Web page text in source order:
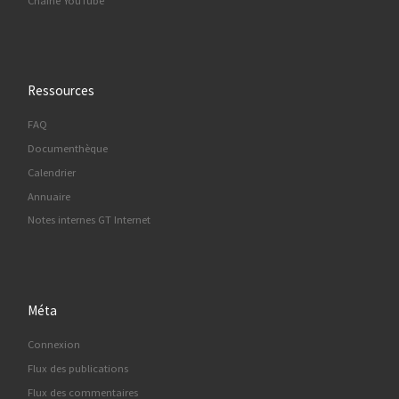
Ressources
FAQ
Documenthèque
Calendrier
Annuaire
Notes internes GT Internet
Méta
Connexion
Flux des publications
Flux des commentaires